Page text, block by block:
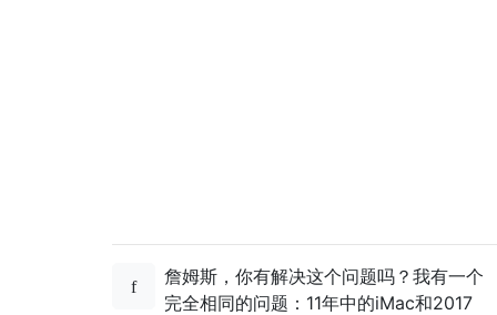
詹姆斯，你有解决这个问题吗？我有一个
完全相同的问题：11年中的iMac和2017